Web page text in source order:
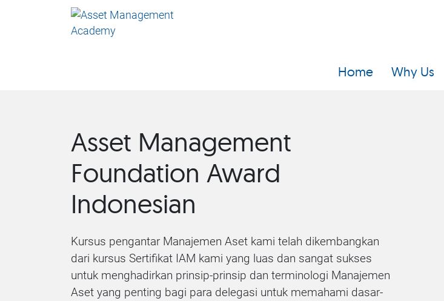
Home Why Us
Asset Management
Foundation Award
Indonesian
Kursus pengantar Manajemen Aset kami telah dikembangkan
dari kursus Sertifikat IAM kami yang luas dan sangat sukses
untuk menghadirkan prinsip-prinsip dan terminologi Manajemen
Aset yang penting bagi para delegasi untuk memahami dasar-